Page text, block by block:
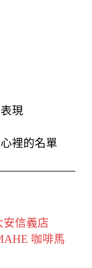
現
裡的名單
安信義店
咖啡馬